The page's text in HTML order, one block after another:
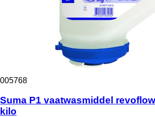
005768
Suma P1 vaatwasmiddel
kilo